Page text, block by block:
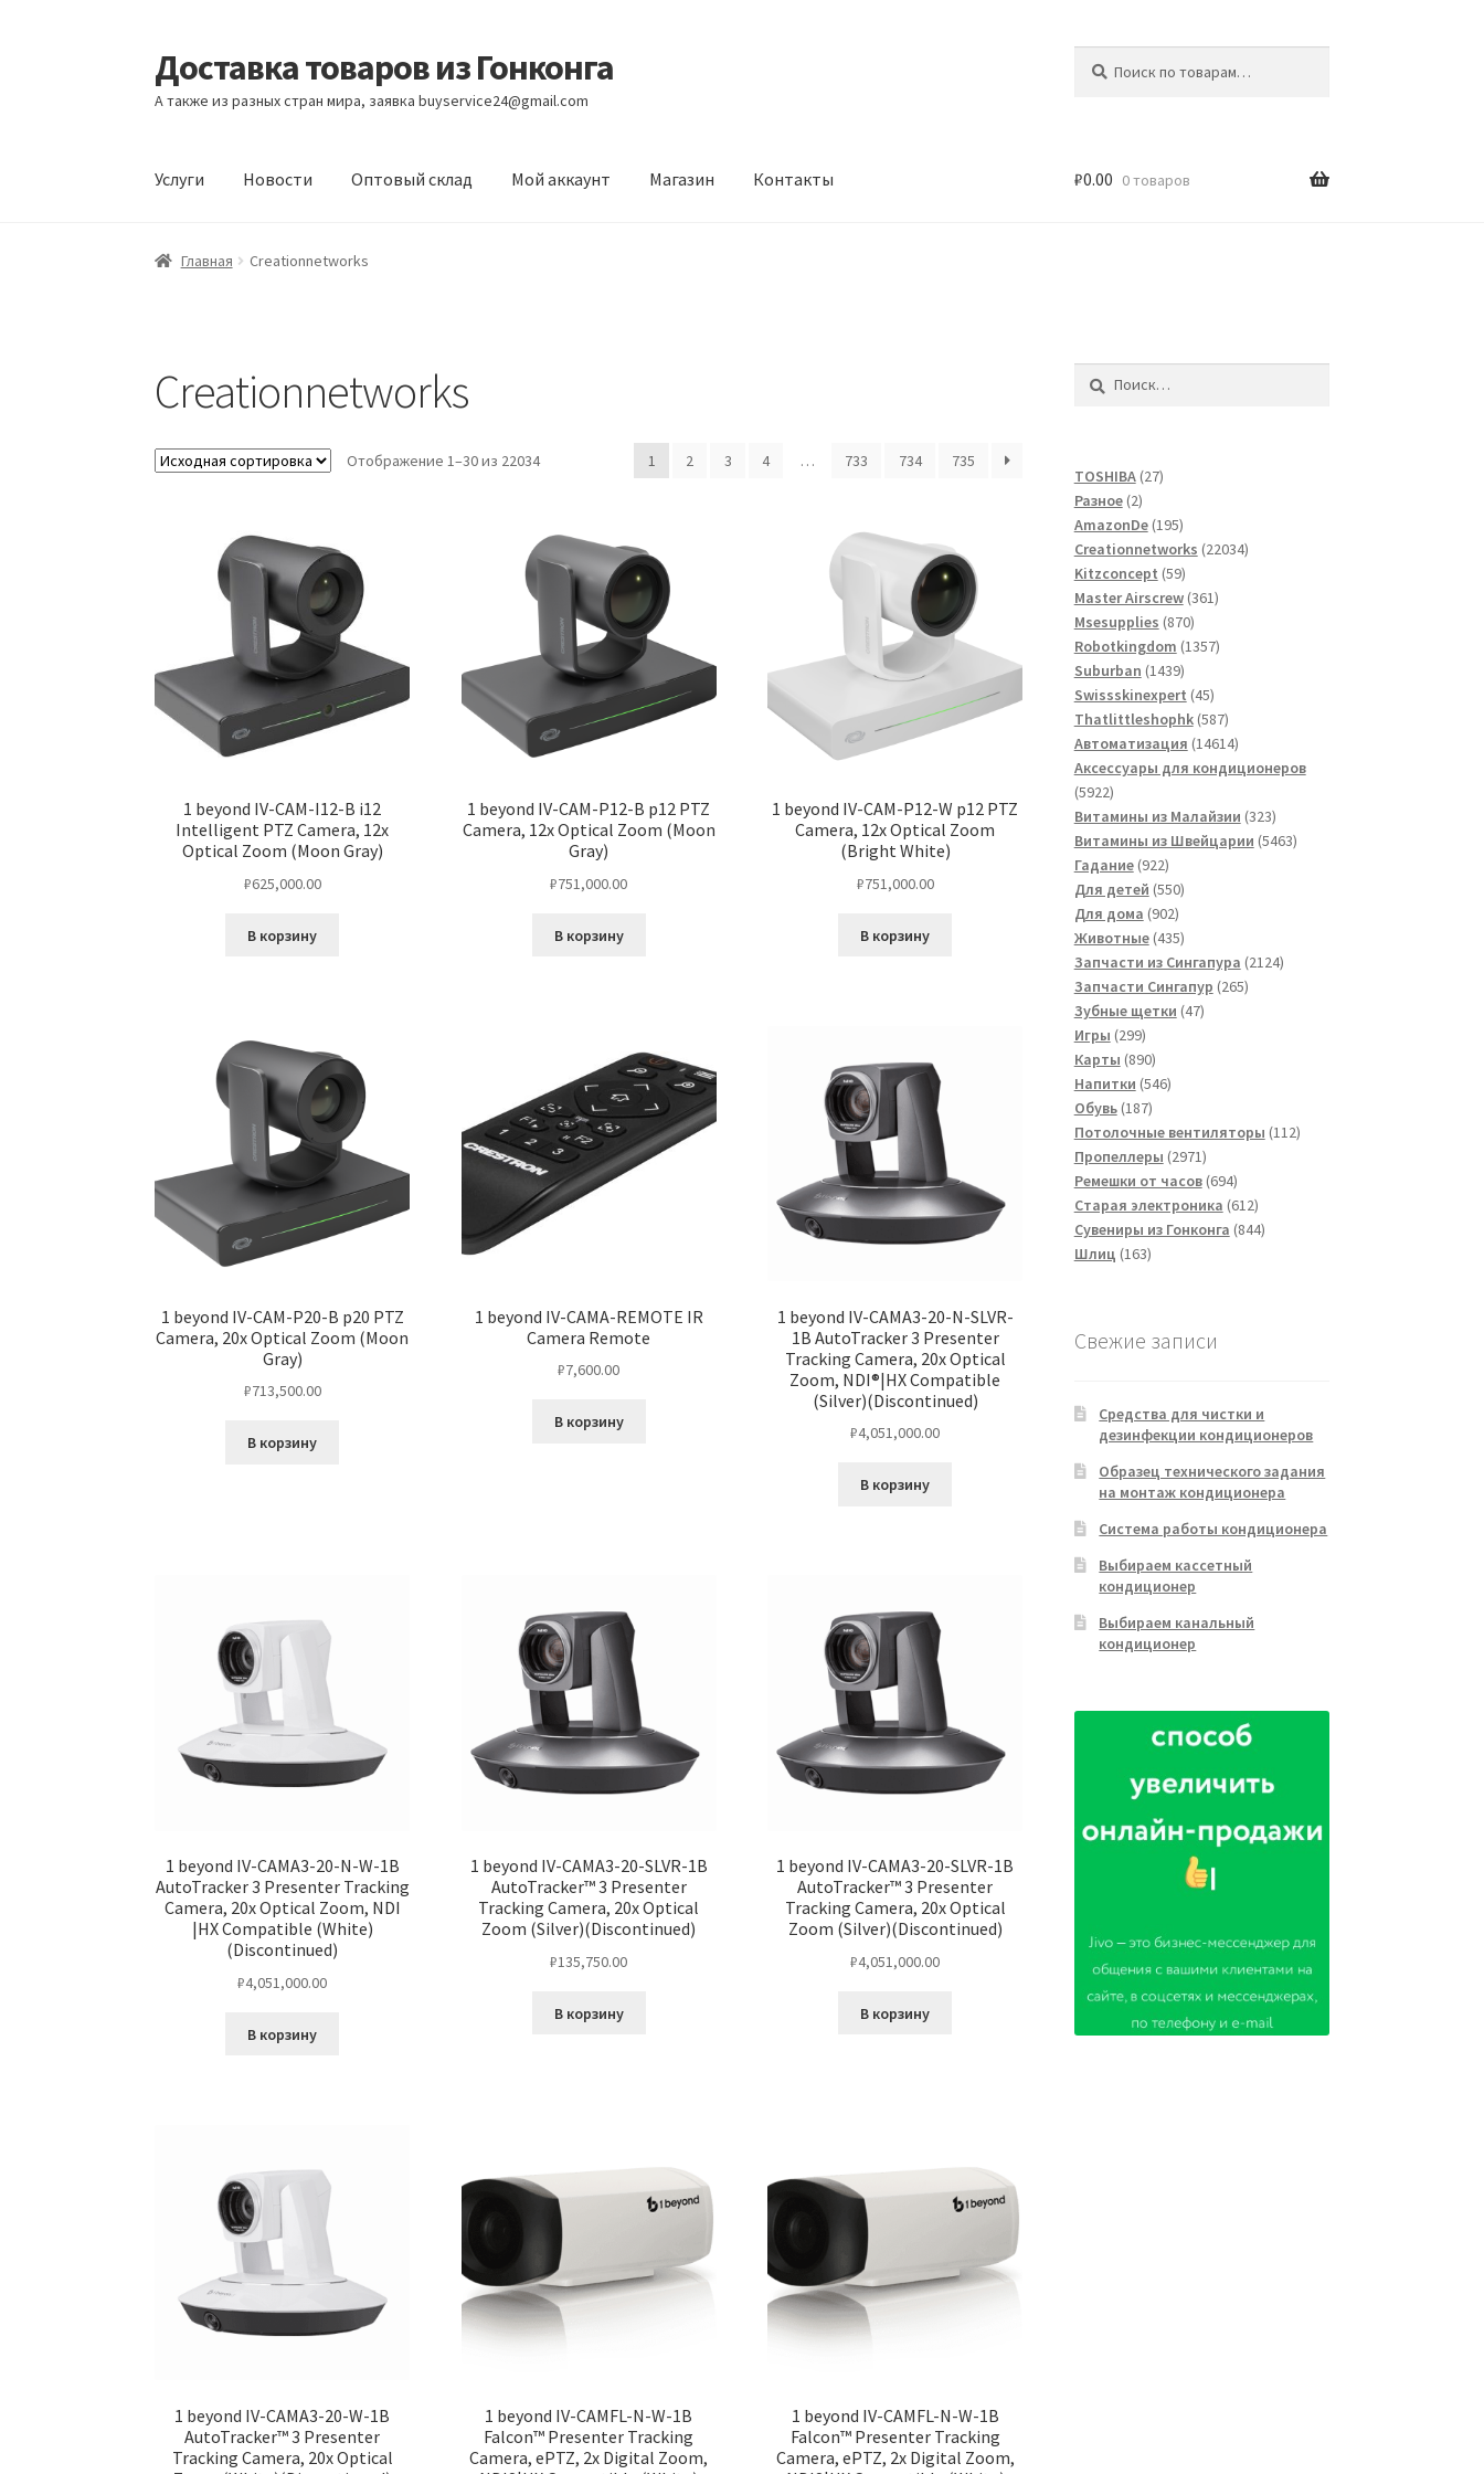
Перейти
к
навигации
Перейти
к
содержимому
Доставка товаров из Гонконга
А также из разных стран мира, заявка buyservice24@gmail.com
Услуги Новости Оптовый склад Мой аккаунт Магазин Контакты
Главная Контакты Корзина
₽0.00 0 товаров
Главная Creationnetworks
Creationnetworks
Отображение 1–30 из 22034 1 2 3 4 … 733 734 735
1 beyond IV-CAM-I12-B i12
Intelligent PTZ Camera, 12x
Optical Zoom (Moon Gray)
₽625,000.00
В корзину
1 beyond IV-CAM-P12-B p12 PTZ
Camera, 12x Optical Zoom (Moon
Gray)
₽751,000.00
В корзину
1 beyond IV-CAM-P12-W p12 PTZ
Camera, 12x Optical Zoom
(Bright White)
₽751,000.00
В корзину
1 beyond IV-CAM-P20-B p20 PTZ
Camera, 20x Optical Zoom (Moon
Gray)
₽713,500.00
В корзину
1 beyond IV-CAMA-REMOTE IR
Camera Remote
₽7,600.00
В корзину
1 beyond IV-CAMA3-20-N-SLVR-
1B AutoTracker 3 Presenter
Tracking Camera, 20x Optical
Zoom, NDI®|HX Compatible
(Silver)(Discontinued)
₽4,051,000.00
В корзину
1 beyond IV-CAMA3-20-N-W-1B
AutoTracker 3 Presenter Tracking
Camera, 20x Optical Zoom, NDI
|HX Compatible (White)
(Discontinued)
₽4,051,000.00
В корзину
1 beyond IV-CAMA3-20-SLVR-1B
AutoTracker™ 3 Presenter
Tracking Camera, 20x Optical
Zoom (Silver)(Discontinued)
₽135,750.00
В корзину
1 beyond IV-CAMA3-20-SLVR-1B
AutoTracker™ 3 Presenter
Tracking Camera, 20x Optical
Zoom (Silver)(Discontinued)
₽4,051,000.00
В корзину
1 beyond IV-CAMA3-20-W-1B
AutoTracker™ 3 Presenter
Tracking Camera, 20x Optical
1 beyond IV-CAMFL-N-W-1B
Falcon™ Presenter Tracking
Camera, ePTZ, 2x Digital Zoom,
1 beyond IV-CAMFL-N-W-1B
Falcon™ Presenter Tracking
Camera, ePTZ, 2x Digital Zoom,
Найти:
TOSHIBA 2727
Разное 22
товара
AmazonDe 195195
товаров
Creationnetworks 2203422034
Kitzconcept 5959
товаров
Master Airscrew 361361
Msesupplies 870870
товаров
Robotkingdom 13571357
Suburban 14391439
товаров
Swissskinexpert 4545
товаров
Thatlittleshophk 587587
товаров
Автоматизация 1461414614
товаров
Аксессуары для кондиционеров
59225922
товара
Витамины из Малайзии 323323
товара
Витамины из Швейцарии 54635463
Гадание 922922
товара
Для детей 550550
Для дома 902902
товара
Животные 435435
товаров
Запчасти из Сингапура 21242124
Запчасти Сингапур 265265
Зубные щетки 4747
Игры 299299
товаров
Карты 890890
товаров
Напитки 546546
Обувь 187187
товаров
Потолочные вентиляторы 112112
Пропеллеры 29712971
товар
Ремешки от часов 694694
товара
Старая электроника 612612
товаров
Сувениры из Гонконга 844844
Шлиц 163163
Свежие записи
Средства для чистки и
дезинфекции кондиционеров
Образец технического задания
на монтаж кондиционера
Система работы кондиционера
Выбираем кассетный
кондиционер
Выбираем канальный
кондиционер